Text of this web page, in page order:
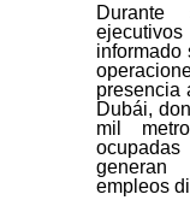
informado
presencia
Dubái,
mil
generan
empleos